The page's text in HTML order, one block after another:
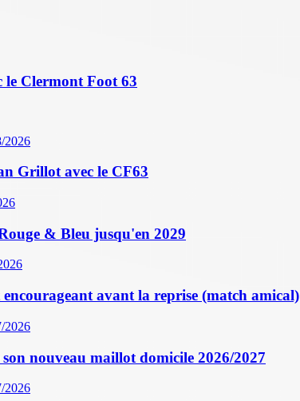
le Clermont Foot 63
2026
Grillot avec le CF63
& Bleu jusqu'en 2029
avant la reprise (match amical)
2026
nouveau maillot domicile 2026/2027
2026